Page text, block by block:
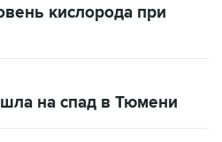
кислорода при
на спад в Тюмени